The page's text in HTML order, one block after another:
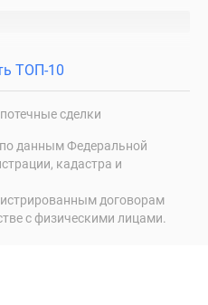
ТОП-10
сделки
данным Федеральной
кадастра и
договорам
с физическими лицами.